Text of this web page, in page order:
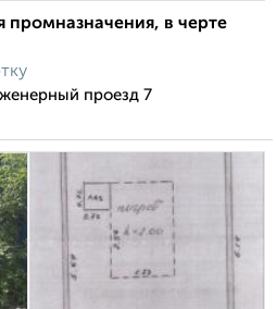
промназначения, в черте
проезд 7